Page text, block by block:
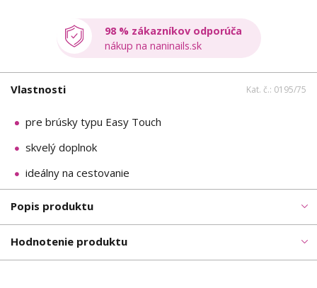
98 % zákazníkov odporúča
nákup na naninails.sk
Vlastnosti Kat. č.: 0195/75
pre brúsky typu Easy Touch
skvelý doplnok
ideálny na cestovanie
Popis produktu
Hodnotenie produktu